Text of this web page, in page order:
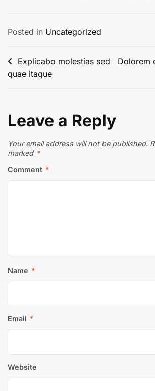
Posted in Uncategorized
Post
navigation
Explicabo molestias sed
quae itaque
Dolorem
Leave a Reply
Your email address will not be published.
marked *
Comment *
Name *
Email *
Website